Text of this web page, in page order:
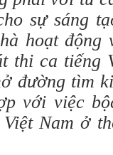
sự sáng
hoạt động
thi ca tiếng
đường tìm
với việc
Nam ở